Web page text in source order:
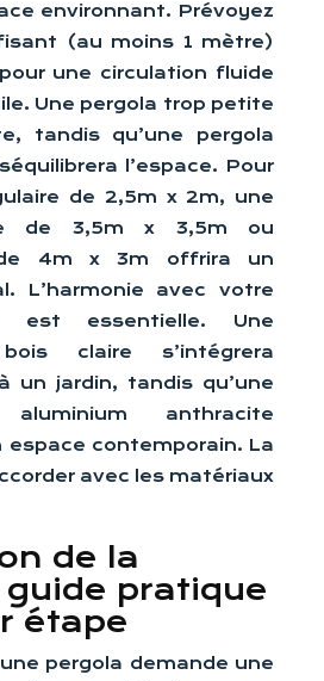
environnant. Prévoyez
(au moins 1 mètre)
une circulation fluide
Une pergola trop petite
tandis qu’une pergola
l’espace. Pour
de 2,5m x 2m, une
de 3,5m x 3,5m ou
de 4m x 3m offrira un
L’harmonie avec votre
est essentielle. Une
claire s’intégrera
un jardin, tandis qu’une
anthracite
espace contemporain. La
avec les matériaux
de la
guide pratique
étape
pergola demande une